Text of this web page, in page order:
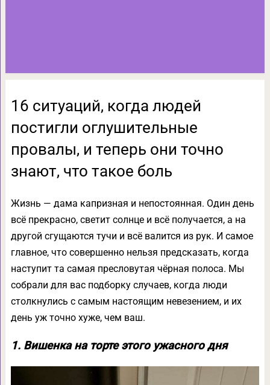
16 ситуаций, когда людей
постигли оглушительные
провалы, и теперь они точно
знают, что такое боль
Жизнь — дама капризная и непостоянная. Один день
всё прекрасно, светит солнце и всё получается, а на
другой сгущаются тучи и всё валится из рук. И самое
главное, что совершенно нельзя предсказать, когда
наступит та самая пресловутая чёрная полоса. Мы
собрали для вас подборку случаев, когда люди
столкнулись с самым настоящим невезением, и их
день уж точно хуже, чем ваш.
1. Вишенка на торте этого ужасного дня